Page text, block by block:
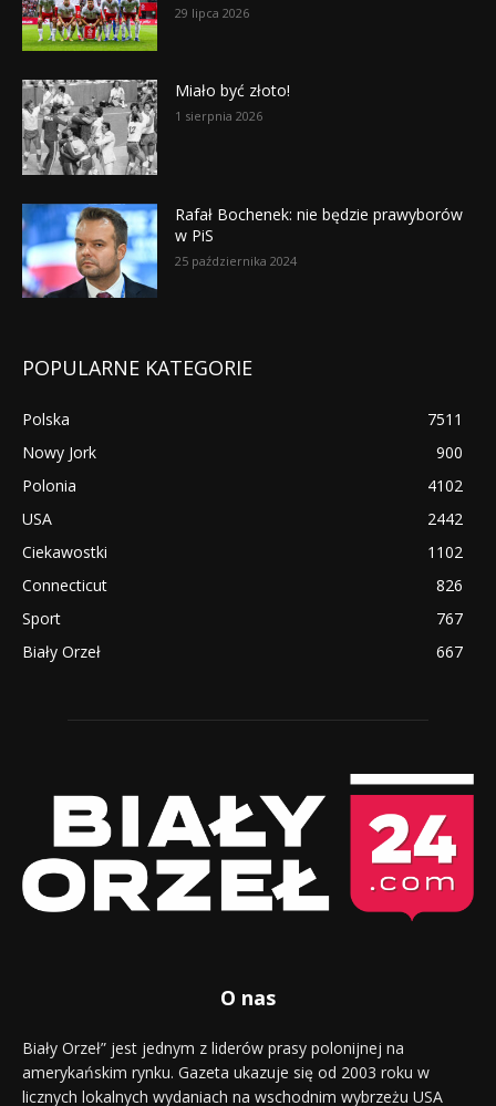
29 lipca 2026
Miało być złoto!
1 sierpnia 2026
Rafał Bochenek: nie będzie prawyborów
w PiS
25 października 2024
POPULARNE KATEGORIE
Polska
7511
Nowy Jork
900
Polonia
4102
USA
2442
Ciekawostki
1102
Connecticut
826
Sport
767
Biały Orzeł
667
O nas
Biały Orzeł” jest jednym z liderów prasy polonijnej na
amerykańskim rynku. Gazeta ukazuje się od 2003 roku w
licznych lokalnych wydaniach na wschodnim wybrzeżu USA